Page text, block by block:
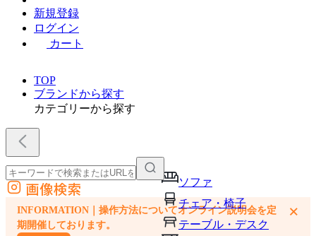
新規登録
ログイン
カート
TOP
ブランドから探す
カテゴリーから探す
ソファ
チェア・椅子
テーブル・デスク
外部サイトの商品をカートに追加
他のサイトで見つけた商品ページのURLを貼り付けて、カートに追加できます
画像検索
INFORMATION｜操作方法についてオンライン説明会を定
期開催しております。
×